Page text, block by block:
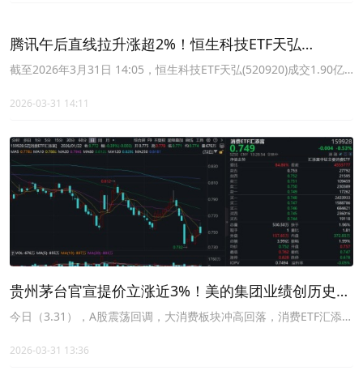
腾讯午后直线拉升涨超2%！恒生科技ETF天弘
(520920)标的指数探底回升，连续14日净流入超9亿元
截至2026年3月31日 14:05，恒生科技ETF天弘(520920)成交1.90亿
面涨跌互现，美的集团领涨5.93%，腾讯控股一度涨超2%。
2026-03-31 14:11
贵州茅台官宣提价立涨近3%！美的集团业绩创历史新
高！消费ETF汇添富(159928)冲高回落！港股通消费
今日（3.31），A股震荡回调，大消费板块冲高回落，消费ETF汇添富
添富（159928）最新规模超203亿元，同类持续领先！
2026-03-31 13:36